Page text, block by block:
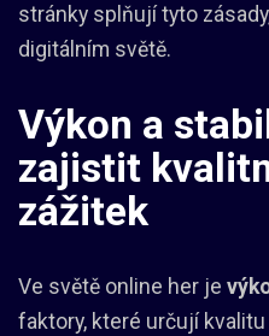
stránky splňují tyto
digitálním světě.
Výkon a
zajistit
zážitek
Ve světě online her je
faktory, které určují